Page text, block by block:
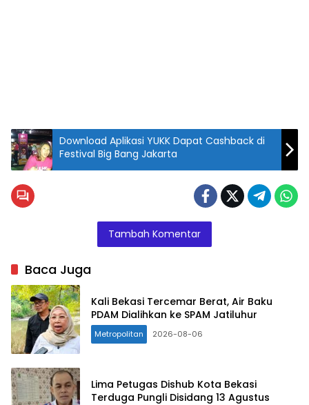
Utama
PDAM Tirta
berbincang
dengan
awak
media di
Sukabumi.
Download Aplikasi YUKK Dapat Cashback di
Festival Big Bang Jakarta
Tambah Komentar
Baca Juga
Kali Bekasi Tercemar Berat, Air Baku
PDAM Dialihkan ke SPAM Jatiluhur
Metropolitan 2026-08-06
Lima Petugas Dishub Kota Bekasi
Terduga Pungli Disidang 13 Agustus